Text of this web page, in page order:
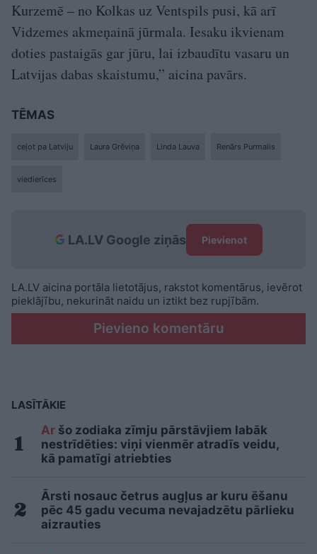
Kurzemē – no Kolkas uz Ventspils pusi, kā arī
Vidzemes akmeņainā jūrmala. Iesaku ikvienam
doties pastaigās gar jūru, lai izbaudītu vasaru un
Latvijas dabas skaistumu,” aicina pavārs.
TĒMAS
ceļot pa Latviju Laura Grēviņa Linda Lauva Renārs Purmalis
viedierīces
LA.LV Google ziņās Pievienot
LA.LV aicina portāla lietotājus, rakstot komentārus, ievērot
pieklājību, nekurināt naidu un iztikt bez rupjībām.
Pievieno komentāru
LASĪTĀKIE
Ar šo zodiaka zīmju pārstāvjiem labāk
nestrīdēties: viņi vienmēr atradīs veidu,
kā pamatīgi atriebties
Ārsti nosauc četrus augļus ar kuru ēšanu
pēc 45 gadu vecuma nevajadzētu pārlieku
aizrauties